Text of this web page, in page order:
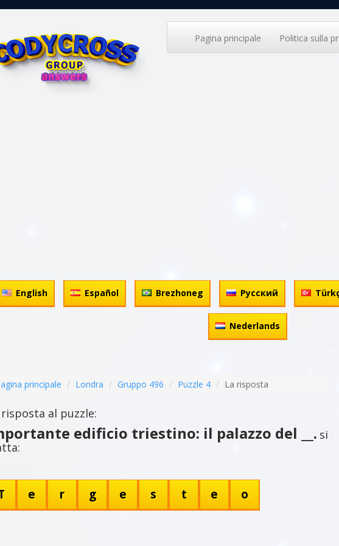
Pagina principale Politica sulla
English Español Brezhoneg Русский
Nederlands
principale Londra Gruppo 496 Puzzle 4 La risposta
risposta al puzzle:
edificio triestino: il palazzo del __. si
e r g e s t e o